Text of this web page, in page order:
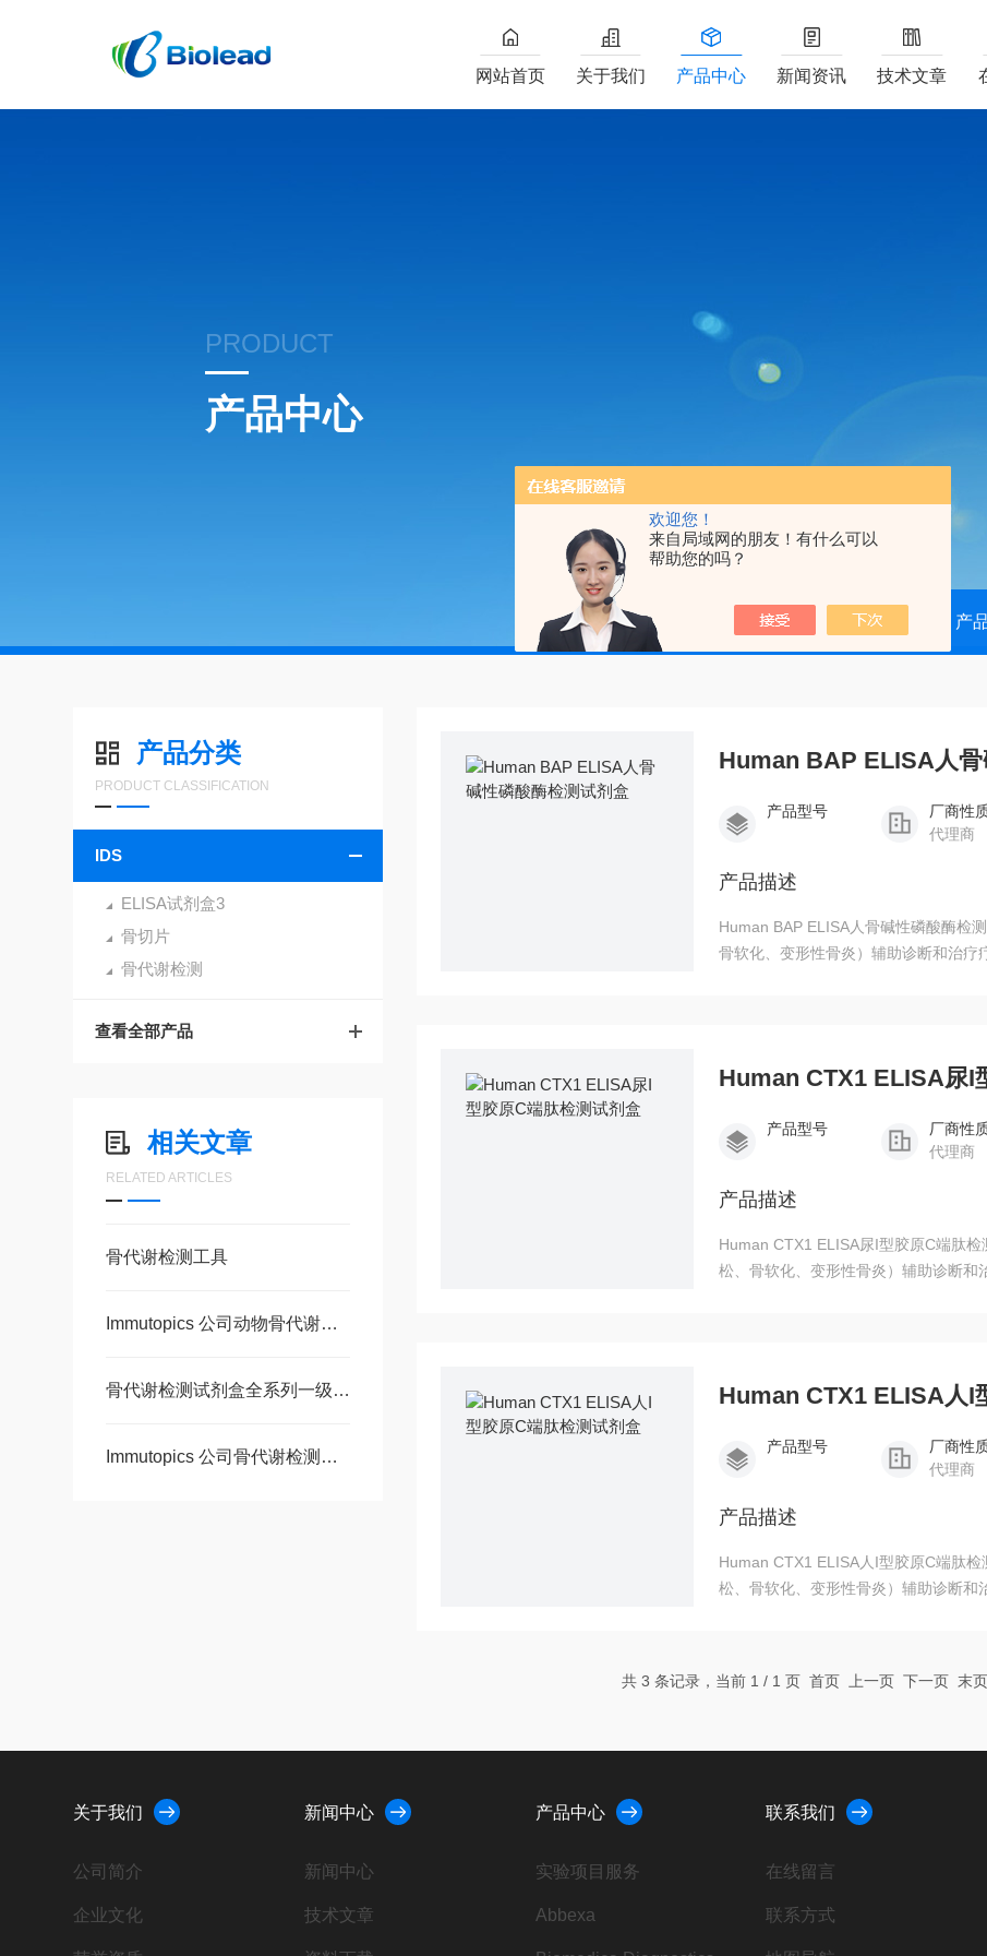
欢迎您！
来自局域网的朋友！有什么可以
帮助您的吗？
网站首页 关于我们 产品中心 新闻资讯 技术文章
PRODUCT
产品中心
当前位置： 产
产品分类
PRODUCT CLASSIFICATION
IDS
ELISA试剂盒3
骨切片
骨代谢检测
查看全部产品
相关文章
RELATED ARTICLES
骨代谢检测工具
Immutopics 公司动物骨代谢检测试剂盒一级代理
骨代谢检测试剂盒全系列一级代理
Immutopics 公司骨代谢检测试剂盒
Human BAP ELISA人
产品型号
厂商性
代理商
产品描述
Human BAP ELISA人骨碱性磷酸酶检
骨软化、变形性骨炎）辅助诊断和治疗
Human CTX1 ELISA尿I
产品型号
厂商性
代理商
产品描述
Human CTX1 ELISA尿I型胶原C端肽
松、骨软化、变形性骨炎）辅助诊断和
Human CTX1 ELISA人I
产品型号
厂商性
代理商
产品描述
Human CTX1 ELISA人I型胶原C端肽
松、骨软化、变形性骨炎）辅助诊断和
共 3 条记录，当前 1 / 1 页 首页 上一页 下一页 末
关于我们
公司简介
企业文化
新闻中心
新闻中心
技术文章
产品中心
实验项目服务
Abbexa
联系我们
在线留言
联系方式